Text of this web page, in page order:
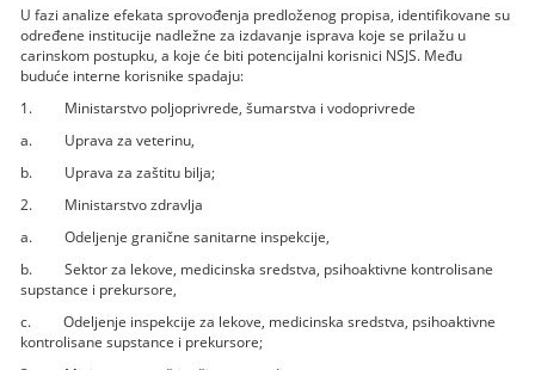
U fazi analize efekata sprovođenja predloženog propisa, identifikovane su
određene institucije nadležne za izdavanje isprava koje se prilažu u
carinskom postupku, a koje će biti potencijalni korisnici NSJS. Među
buduće interne korisnike spadaju:
1. Ministarstvo poljoprivrede, šumarstva i vodoprivrede
a. Uprava za veterinu,
b. Uprava za zaštitu bilja;
2. Ministarstvo zdravlja
a. Odeljenje granične sanitarne inspekcije,
b. Sektor za lekove, medicinska sredstva, psihoaktivne kontrolisane
supstance i prekursore,
c. Odeljenje inspekcije za lekove, medicinska sredstva, psihoaktivne
kontrolisane supstance i prekursore;